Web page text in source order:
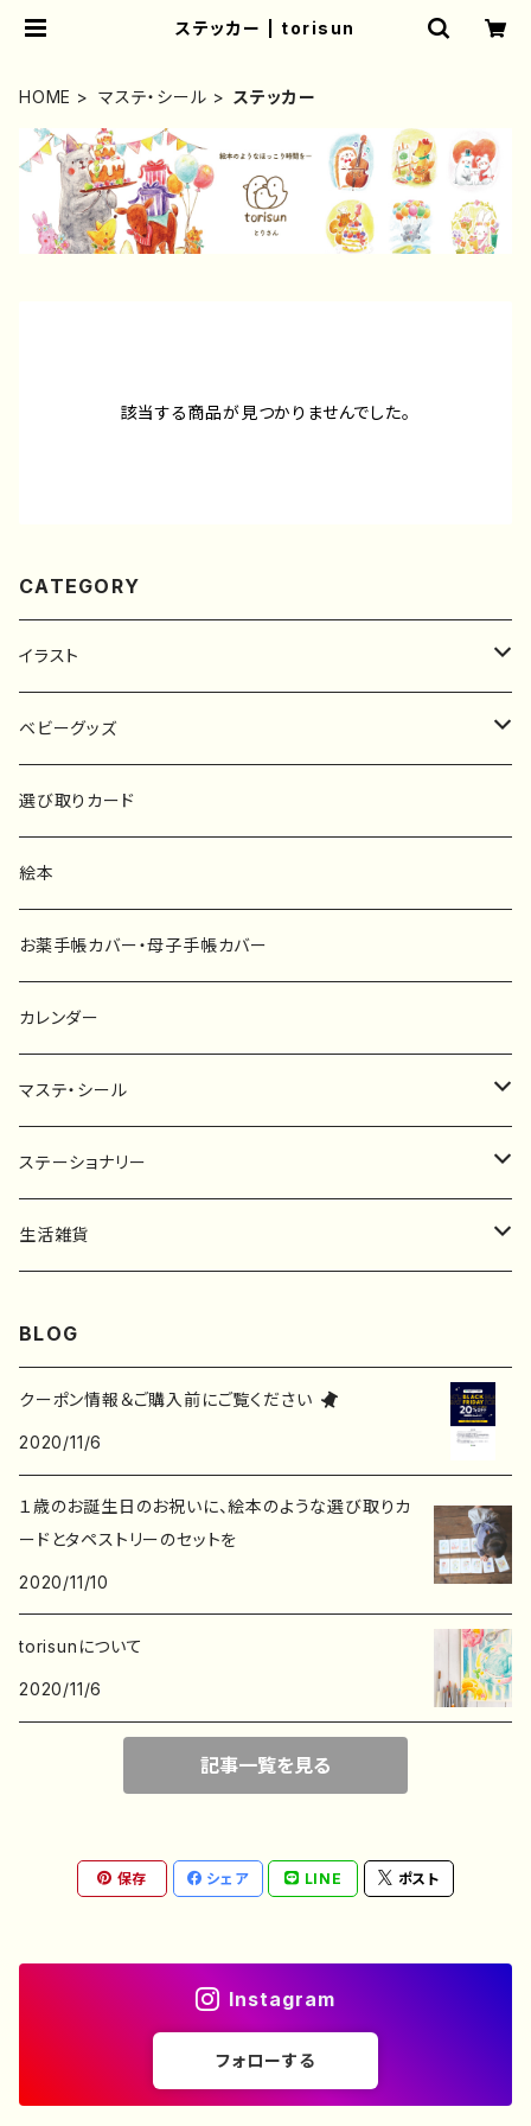
ステッカー | torisun
HOME マステ・シール ステッカー
該当する商品が見つかりませんでした。
CATEGORY
イラスト
原画
ポスター
ファブリックボード
キーホルダー
ポストカード
ベビーグッズ
マタニティーマーク
選び取りカード
カーステッカー
タペストリー
選び取りカード
絵本
お薬手帳カバー・母子手帳カバー
カレンダー
マステ・シール
マスキングテープ
フレークシール
ステーショナリー
一筆箋
ポストカード
デザインペーパー
生活雑貨
子ども服
BLOG
クーポン情報＆ご購入前にご覧ください
2020/11/6
１歳のお誕生日のお祝いに、絵本のような選び取りカ
ードとタペストリーのセットを
2020/11/10
torisunについて
2020/11/6
記事一覧を見る
保存 シェア LINE ポスト
Instagram
フォローする